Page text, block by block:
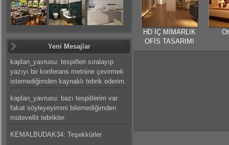
HD İÇ MİMARLIK
OFİS TASARIMI
Yeni Mesajlar
kaplan_yavrusu: tespitleri sıralayıp
yazıyı bir konferans metnine çevirmek
istemediğimden kaynaklı tebrik ederim.
kaplan_yavrusu: bazı tespitlerim var
fakat söyleyeyimmi bilemediğimden
mütevellit tebrikler.
KEMALBUDAK34: Teşekkürler